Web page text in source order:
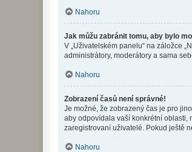
Nahoru
Jak můžu zabránit tomu, aby bylo
V „Uživatelském panelu“ na záložce
administrátory, moderátory a sama
Nahoru
Zobrazení časů není správné!
Je možné, že zobrazený čas je pro
aby odpovídala vaší konkrétní oblasti,
zaregistrovaní uživatelé. Pokud ještě
Nahoru